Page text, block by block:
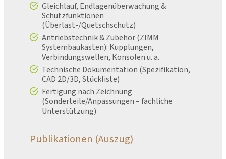
Gleichlauf, Endlagenüberwachung &
Schutzfunktionen
(Überlast-/Quetschschutz)
Antriebstechnik & Zubehör (ZIMM
Systembaukasten): Kupplungen,
Verbindungswellen, Konsolen u. a.
Technische Dokumentation (Spezifikation,
CAD 2D/3D, Stückliste)
Fertigung nach Zeichnung
(Sonderteile/Anpassungen – fachliche
Unterstützung)
Publikationen (Auszug)